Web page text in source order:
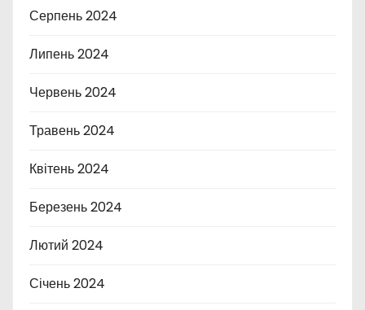
Серпень 2024
Липень 2024
Червень 2024
Травень 2024
Квітень 2024
Березень 2024
Лютий 2024
Січень 2024